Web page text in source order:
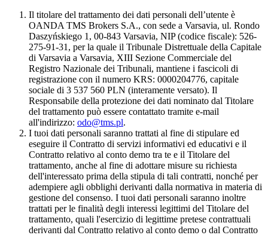
Il titolare del trattamento dei dati personali dell’utente è
OANDA TMS Brokers S.A., con sede a Varsavia, ul. Rondo
Daszyńskiego 1, 00-843 Varsavia, NIP (codice fiscale): 526-
275-91-31, per la quale il Tribunale Distrettuale della Capitale
di Varsavia a Varsavia, XIII Sezione Commerciale del
Registro Nazionale dei Tribunali, mantiene i fascicoli di
registrazione con il numero KRS: 0000204776, capitale
sociale di 3 537 560 PLN (interamente versato). Il
Responsabile della protezione dei dati nominato dal Titolare
del trattamento può essere contattato tramite e-mail
all'indirizzo: odo@tms.pl.
I tuoi dati personali saranno trattati al fine di stipulare ed
eseguire il Contratto di servizi informativi ed educativi e il
Contratto relativo al conto demo tra te e il Titolare del
trattamento, anche al fine di adottare misure su richiesta
dell'interessato prima della stipula di tali contratti, nonché per
adempiere agli obblighi derivanti dalla normativa in materia di
gestione del consenso. I tuoi dati personali saranno inoltre
trattati per le finalità degli interessi legittimi del Titolare del
trattamento, quali l'esercizio di legittime pretese contrattuali
derivanti dal Contratto relativo al conto demo o dal Contratto